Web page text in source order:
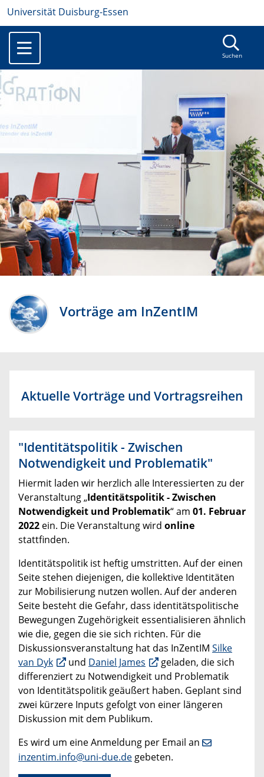
Universität Duisburg-Essen
Suchen
Vorträge am InZentIM
Aktuelle Vorträge und Vortragsreihen
"Identitätspolitik - Zwischen
Notwendigkeit und Problematik"
Hiermit laden wir herzlich alle Interessierten zu der
Veranstaltung „Identitätspolitik - Zwischen
Notwendigkeit und Problematik“ am 01. Februar
2022 ein. Die Veranstaltung wird online
stattfinden.
Identitätspolitik ist heftig umstritten. Auf der einen
Seite stehen diejenigen, die kollektive Identitäten
zur Mobilisierung nutzen wollen. Auf der anderen
Seite besteht die Gefahr, dass identitätspolitische
Bewegungen Zugehörigkeit essentialisieren ähnlich
wie die, gegen die sie sich richten. Für die
Diskussionsveranstaltung hat das InZentIM Silke
van Dyk
und Daniel James
geladen, die sich
differenziert zu Notwendigkeit und Problematik
von Identitätspolitik geäußert haben. Geplant sind
zwei kürzere Inputs gefolgt von einer längeren
Diskussion mit dem Publikum.
Es wird um eine Anmeldung per Email an
inzentim.info@uni-due.de gebeten.